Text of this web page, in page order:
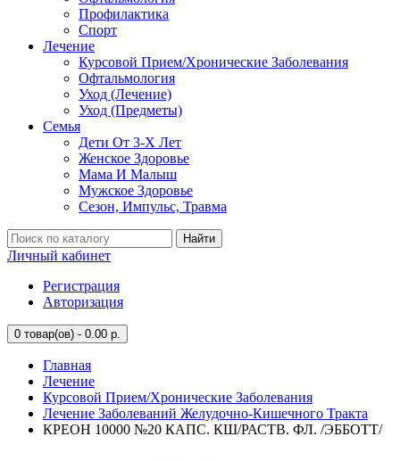
Профилактика
Спорт
Лечение
Курсовой Прием/Хронические Заболевания
Офтальмология
Уход (Лечение)
Уход (Предметы)
Семья
Дети От 3-Х Лет
Женское Здоровье
Мама И Малыш
Мужское Здоровье
Сезон, Импульс, Травма
Найти
Личный кабинет
Регистрация
Авторизация
0 товар(ов) - 0.00 р.
Главная
Лечение
Курсовой Прием/Хронические Заболевания
Лечение Заболеваний Желудочно-Кишечного Тракта
КРЕОН 10000 №20 КАПС. КШ/РАСТВ. ФЛ. /ЭББОТТ/